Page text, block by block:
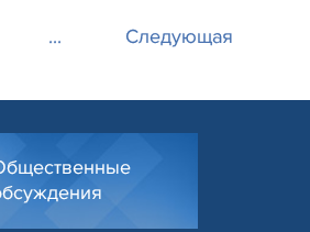
... Следующая